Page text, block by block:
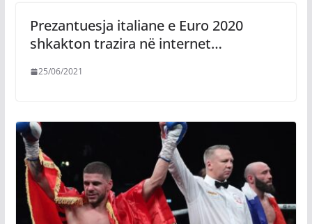
Prezantuesja italiane e Euro 2020
shkakton trazira në internet…
25/06/2021